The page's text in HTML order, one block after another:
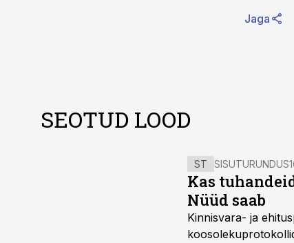
Jaga
SEOTUD LOOD
ST SISUTURUNDUS
Kas
Nüüd saab
Kinnisvara- ja